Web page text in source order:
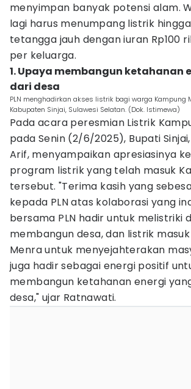
menyimpan banyak potensi alam.
lagi harus menumpang listrik
tetangga jauh dengan iuran Rp100
per keluarga.
1. Upaya membangun ketahanan
dari desa
PLN menghadirkan akses listrik bagi warga Kampung
Kabupaten Sinjai, Sulawesi Selatan. (Dok. Istimewa)
Pada acara peresmian Listrik
pada Senin (2/6/2025), Bupati
Arif, menyampaikan apresiasinya
program listrik yang telah masuk
tersebut. "Terima kasih yang
kepada PLN atas kolaborasi yang
bersama PLN hadir untuk melistriki
membangun desa, dan listrik
Menra untuk menyejahterakan
juga hadir sebagai energi positif
membangun ketahanan energi
desa," ujar Ratnawati.